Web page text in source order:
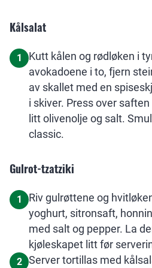
Kålsalat
1
Kutt kålen og rødløken i
avokadoene i to, fjern
av skallet med en
i skiver. Press over
litt olivenolje og salt.
classic.
Gulrot-tzatziki
1
Riv gulrøttene og
yoghurt, sitronsaft,
med salt og pepper. La
kjøleskapet litt før
2
Server tortillas med